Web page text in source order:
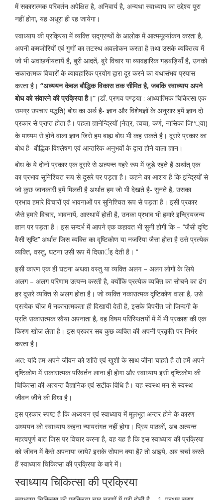
में सकारात्मक परिवर्तन अपेक्षित है, अनिवार्य है, अन्यथा स्वाध्याय का उद्देश्य पूरा
नहीं होगा, यह अधूरा ही रह जायेगा।
स्वाध्याय की प्रक्रिया में व्यक्ति सद्ग्रन्थों के आलोक में आत्ममूल्यांकन करता है,
अपनी कमजोरियों एवं गुणों का तटस्थ अवलोकन करता है तथा उसके व्यक्तित्व में
जो भी अवांछनीयतायें है, बुरी आदतें, बुरे विचार या व्यावहारिक गड़बड़ियाँ है, उनको
सकारात्मक विचारों के व्यावहारिक प्रयोग द्वारा दूर करने का यथासंभव प्रयास
करता है। ‘‘अध्ययन केवल बौद्धिक विकास तक सीमित है, जबकि स्वाध्याय अपने
बोध को संवारने की प्रक्रिया है।’’ (डाँ. प्रणव पण्ड्या : आध्यात्मिक चिकित्सा एक
समग्र उपचार पद्धति) बोध का अर्थ है- ज्ञान और विशेषज्ञों के अनुसार हमें ज्ञान दो
प्रकार से प्राप्त होता है। पहला ज्ञानेन्द्रियों (नेत्र, त्वचा, कर्ण, नासिका जिº्वा)
के माध्यम से होने वाला ज्ञान जिसे हम बाह्य बोध भी कह सकते है। दूसरे प्रकार का
बोध है- बौद्धिक विश्लेषण एवं आन्तरिक अनुभवों के द्वारा होने वाला ज्ञान।
बोध के ये दोनों प्रकार एक दूसरे से अत्यन्त गहरे रूप में जुड़े रहते हैं अर्थात् एक
का प्रभाव सुनिश्चित रूप से दूसरे पर पड़ता है। कहने का आशय है कि इन्द्रियों से
जो कुछ जानकारी हमें मिलती है अर्थात हम जो भी देखते है- सुनते है, उसका
प्रभाव हमारे विचारों एवं भावनाओं पर सुनिश्चित रूप से पड़ता है। इसी प्रकार
जैसे हमारे विचार, भावनायें, आस्थायें होती है, उनका प्रभाव भी हमारे इन्द्रियजन्य
ज्ञान पर पड़ता है। इस सन्दर्भ में आपने एक कहावत भी सुनी होगी कि – ‘‘जैसी दृष्टि
वैसी सृष्टि’’ अर्थात जिस व्यक्ति का दृष्टिकोण या नजरिया जैसा होता है उसे प्रत्येक
व्यक्ति, वस्तु, घटना उसी रूप में दिखार्इ देती है। ‘‘
इसी कारण एक ही घटना अथवा वस्तु या व्यक्ति अलग – अलग लोगों के लिये
अलग – अलग परिणाम उत्पन्न करती है, क्योंकि प्रत्येक व्यक्ति का सोचने का ढंग
हर दूसरे व्यक्ति से अलग होता है। जो व्यक्ति नकारात्मक दृष्टिकोण वाला है, उसे
प्रत्येक चीज में नकारात्मकता ही दिखायी देती है, इसके विपरीत जो जिन्दगी के
प्रति सकारात्मक रवैया अपनाता है, वह विषम परिस्थितयों में में भी प्रकाश की एक
किरण खोज लेता है। इस प्रकार सब कुछ व्यक्ति की अपनी प्रकृति पर निर्भर
करता है।
अत: यदि हम अपने जीवन को शांति एवं खुशी के साथ जीना चाहते है तो हमें अपने
दृष्टिकोण में सकारात्मक परिवर्तन लाना ही होगा और स्वाध्याय इसी दृष्टिकोण की
चिकित्सा की अत्यन्त वैैज्ञानिक एवं सटीक विधि है। यह स्वस्थ मन से स्वस्थ
जीवन जीने की विधा है।
इस प्रकार स्पष्ट है कि अध्ययन एवं स्वाध्याय में मूलभूत अन्तर होने के कारण
अध्ययन को स्वाध्याय कहना न्यायसंगत नहीं होगा। प्रिय पाठकों, अब अत्यन्त
महत्वपूर्ण बात जिस पर विचार करना है, वह यह है कि इस स्वाध्याय की प्रक्रिया
को जीवन में कैसे अपनाया जाये? इसके सोपान क्या है? तो आइये, अब चर्चा करते
हैं स्वाध्याय चिकित्सा की प्रक्रिया के बारे में।
स्वाध्याय चिकित्सा की प्रक्रिया